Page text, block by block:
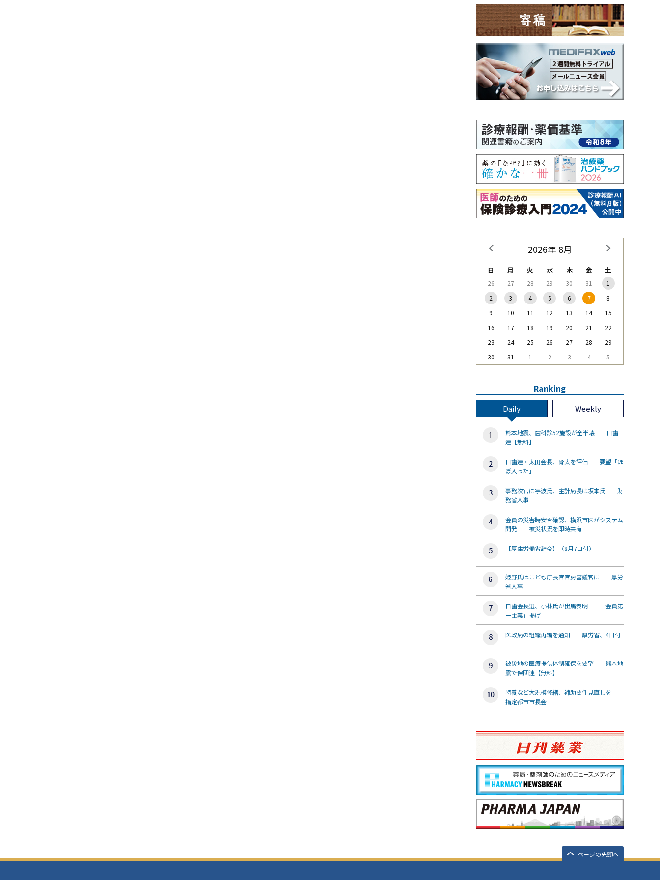
2026年 8月
日 月 火 水 木 金 土
26 27 28 29 30 31
1
2
3 4 5 6 7
8
9
10 11 12 13 14
15
16
17 18 19 20 21
22
23
24 25 26 27 28
29
30
31 1 2 3 4 5
Ranking
Daily Weekly
熊本地震、歯科診52施設が全半壊 日歯
連【無料】
日歯連・太田会長、骨太を評価 要望「ほ
ぼ入った」
事務次官に宇波氏、主計局長は坂本氏 財
務省人事
会員の災害時安否確認、横浜市医がシステム
開発 被災状況を即時共有
【厚生労働省辞令】（8月7日付）
姫野氏はこども庁長官官房審議官に 厚労
省人事
日歯会長選、小林氏が出馬表明 「会員第
一主義」掲げ
医政局の組織再編を通知 厚労省、4日付
被災地の医療提供体制確保を要望 熊本地
震で保団連【無料】
特養など大規模修繕、補助要件見直しを
指定都市市長会
ページの先頭へ